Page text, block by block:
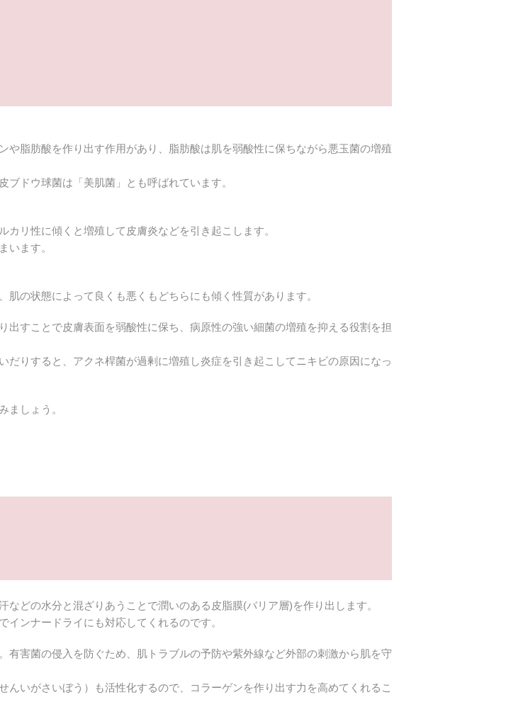
脂肪酸を作り出す作用があり、脂肪酸は肌を弱酸性に保ちながら悪玉菌の増殖
ドウ球菌は「美肌菌」とも呼ばれています。
リ性に傾くと増殖して皮膚炎などを引き起こします。
います。
の状態によって良くも悪くもどちらにも傾く性質があります。
すことで皮膚表面を弱酸性に保ち、病原性の強い細菌の増殖を抑える役割を担
だりすると、アクネ桿菌が過剰に増殖し炎症を引き起こしてニキビの原因になっ
ましょう。
などの水分と混ざりあうことで潤いのある皮脂膜(バリア層)を作り出します。
ンナードライにも対応してくれるのです。
有害菌の侵入を防ぐため、肌トラブルの予防や紫外線など外部の刺激から肌を守
いがさいぼう）も活性化するので、コラーゲンを作り出す力を高めてくれるこ